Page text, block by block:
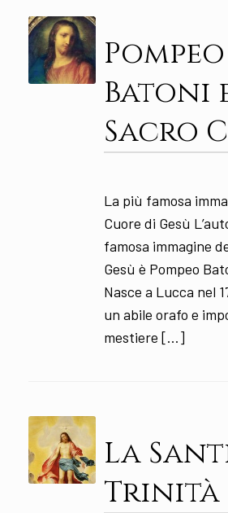
Pompeo
Batoni
Sacro
La più famosa
Cuore di Gesù
famosa immagine
Gesù è Pompeo
Nasce a Lucca nel
un abile orafo e
mestiere […]
La
Trinità